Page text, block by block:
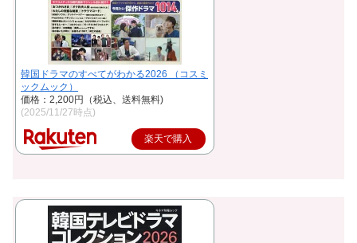
韓国ドラマのすべてがわかる2026 （コスミ
ックムック）
価格：2,200円（税込、送料無料)
(2025/11/27時点)
楽天で購入